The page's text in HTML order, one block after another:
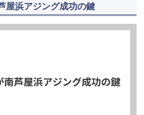
屋浜アジング成功の鍵